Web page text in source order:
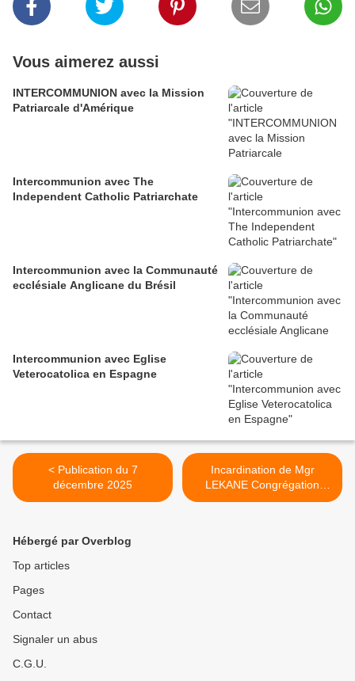
Vous aimerez aussi
INTERCOMMUNION avec la Mission
Patriarcale d'Amérique
Intercommunion avec The
Independent Catholic Patriarchate
Intercommunion avec la Communauté
ecclésiale Anglicane du Brésil
Intercommunion avec Eglise
Veterocatolica en Espagne
< Publication du 7
décembre 2025
Incardination de Mgr
LEKANE Congrégation
Orthodoxe de Saint Antoine
Hébergé par Overblog
Top articles
Pages
Contact
Signaler un abus
C.G.U.